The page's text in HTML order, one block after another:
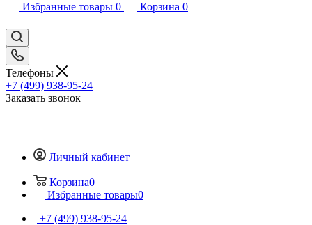
Избранные товары 0 Корзина 0
Телефоны
+7 (499) 938-95-24
Заказать звонок
Личный кабинет
Корзина0
Избранные товары0
+7 (499) 938-95-24